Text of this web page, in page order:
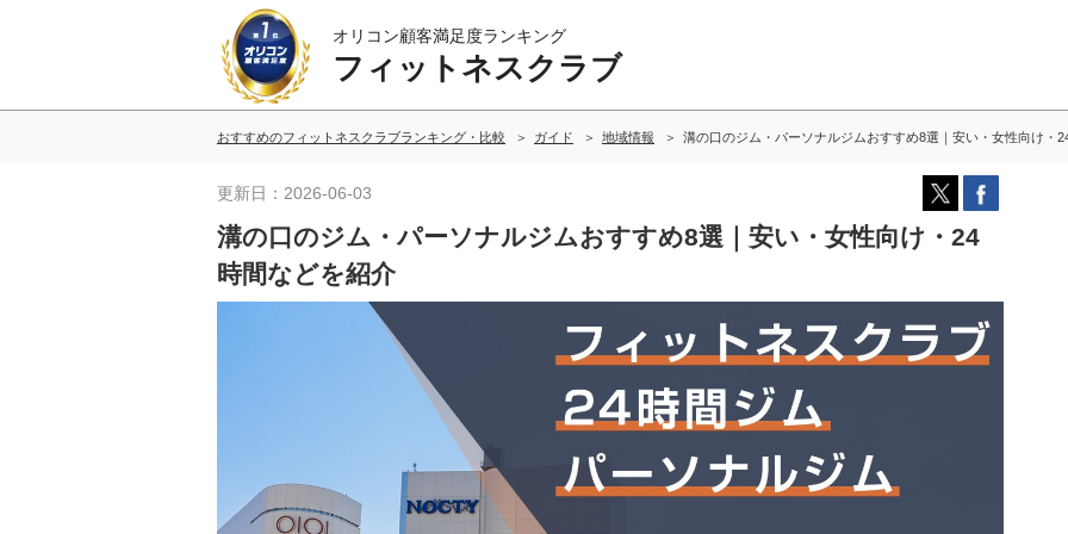
オリコン顧客満足度ランキング
フィットネスクラブ
おすすめのフィットネスクラブランキング・比較 ガイド 地域情報 溝の口のジム・パーソナルジムおすすめ8選｜安い・女性向け・
更新日：2026-06-03
溝の口のジム・パーソナルジムおすすめ8選｜安い・女性向け・24
時間などを紹介